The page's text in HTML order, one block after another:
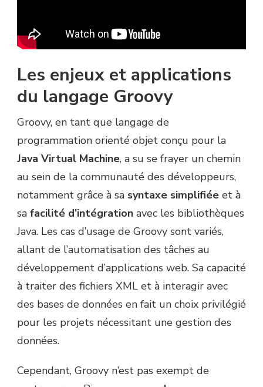
Les enjeux et applications
du langage Groovy
Groovy, en tant que langage de
programmation orienté objet conçu pour la
Java Virtual Machine, a su se frayer un chemin
au sein de la communauté des développeurs,
notamment grâce à sa syntaxe simplifiée et à
sa facilité d’intégration avec les bibliothèques
Java. Les cas d’usage de Groovy sont variés,
allant de l’automatisation des tâches au
développement d’applications web. Sa capacité
à traiter des fichiers XML et à interagir avec
des bases de données en fait un choix privilégié
pour les projets nécessitant une gestion des
données.
Cependant, Groovy n’est pas exempt de